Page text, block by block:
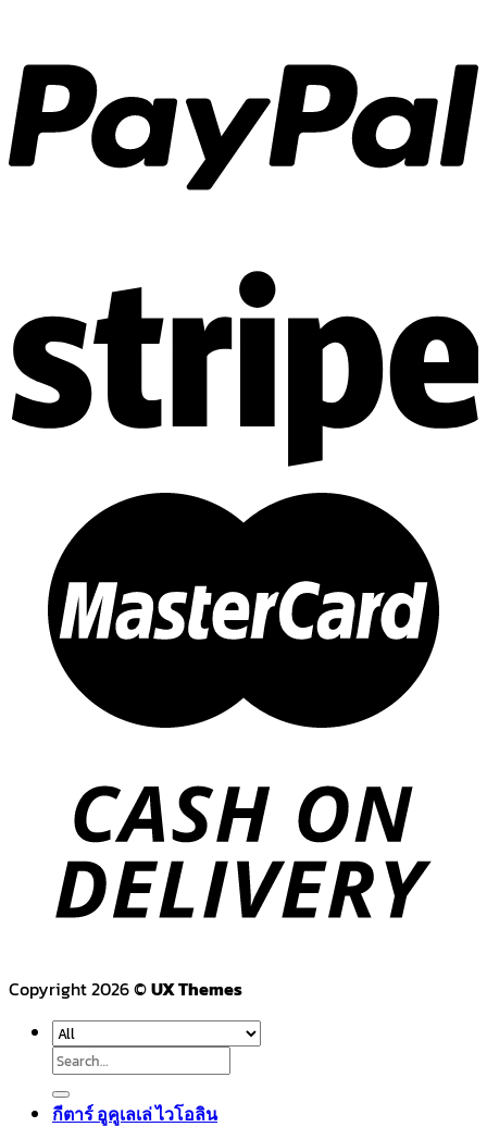
Copyright 2026 ©UX Themes
Search
for:
กีตาร์ อูคูเลเล่ ไวโอลิน